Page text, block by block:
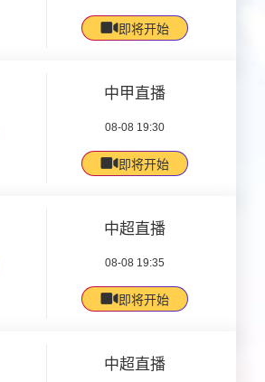
即将开始
中甲直播
08-08 19:30
即将开始
中超直播
08-08 19:35
即将开始
中超直播